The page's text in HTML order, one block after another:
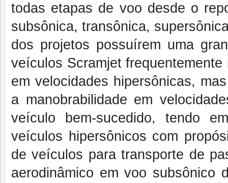
todas etapas de voo desde o
subsônica, transônica,
dos projetos possuírem uma
veículos Scramjet
em velocidades hipersônicas,
a manobrabilidade em
veículo bem-sucedido, tendo
veículos hipersônicos com
de veículos para transporte de
aerodinâmico em voo subsônico